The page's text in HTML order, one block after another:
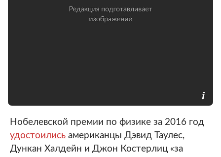
Нобелевской премии по физике за 2016 год
удостоились американцы Дэвид Таулес,
Дункан Халдейн и Джон Костерлиц «за